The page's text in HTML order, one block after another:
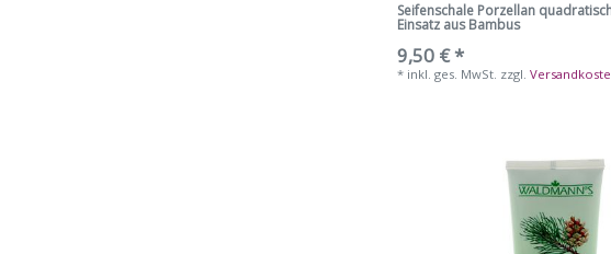
Seifenschale Porzellan
Einsatz aus Bambus
9,50 € *
* inkl. ges. MwSt. zzgl.